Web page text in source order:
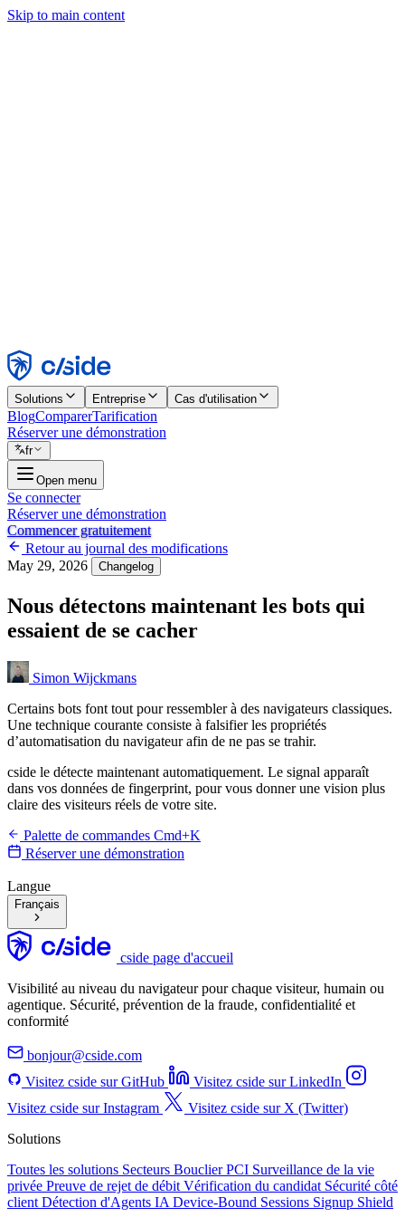
Skip to main content
Rejeter
Solutions Entreprise Cas d'utilisation
BlogComparerTarification
Réserver une démonstration
fr
Open menu
Se connecter
Réserver une démonstration
Commencer gratuitement
Retour au journal des modifications
May 29, 2026
Changelog
Nous détectons maintenant les bots qui
essaient de se cacher
Simon Wijckmans
Certains bots font tout pour ressembler à des navigateurs classiques.
Une technique courante consiste à falsifier les propriétés
d’automatisation du navigateur afin de ne pas se trahir.
cside le détecte maintenant automatiquement. Le signal apparaît
dans vos données de fingerprint, pour vous donner une vision plus
claire des visiteurs réels de votre site.
Palette de commandes Cmd+K
Réserver une démonstration
Langue
Français
cside page d'accueil
Visibilité au niveau du navigateur pour chaque visiteur, humain ou
agentique. Sécurité, prévention de la fraude, confidentialité et
conformité
bonjour@cside.com
Visitez cside sur GitHub
Visitez cside sur LinkedIn
Visitez cside sur Instagram
Visitez cside sur X (Twitter)
Solutions
Toutes les solutions Secteurs Bouclier PCI Surveillance de la vie
privée Preuve de rejet de débit Vérification du candidat Sécurité côté
client Détection d'Agents IA Device-Bound Sessions Signup Shield